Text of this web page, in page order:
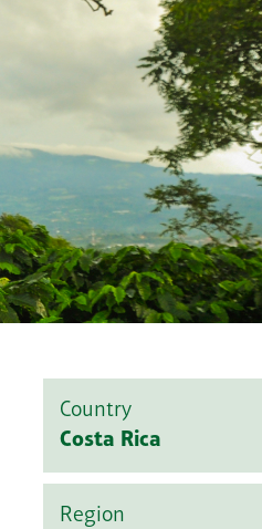
Country
Costa Rica
Region